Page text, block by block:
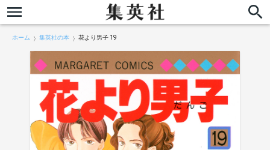
ホーム 集英社の本 花より男子 19